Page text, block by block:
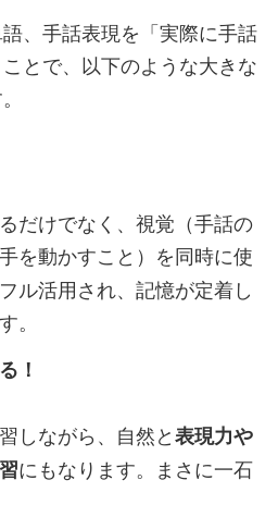
、手話表現を「実際に手話
とで、以下のような大きな
だけでなく、視覚（手話の
を動かすこと）を同時に使
ル活用され、記憶が定着し
。
！
しながら、自然と表現力や
にもなります。まさに一石